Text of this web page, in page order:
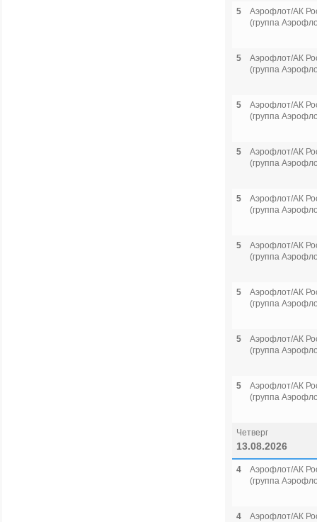
5
Аэрофлот/АК
(группа
5
Аэрофлот/АК
(группа
5
Аэрофлот/АК
(группа
5
Аэрофлот/АК
(группа
5
Аэрофлот/АК
(группа
5
Аэрофлот/АК
(группа
5
Аэрофлот/АК
(группа
5
Аэрофлот/АК
(группа
5
Аэрофлот/АК
(группа
Четверг
13.08.2026
4
Аэрофлот/АК
(группа
4
Аэрофлот/АК